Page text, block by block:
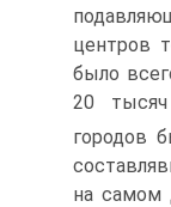
центров
было
20
городов
на самом